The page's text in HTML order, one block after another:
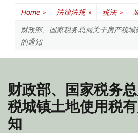
Home » 法律法规 » 税法 »
财政部、国家税务总局关于房产税
的通知
财政部、国家税务
税城镇土地使用税
知